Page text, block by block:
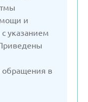
и
указанием
в